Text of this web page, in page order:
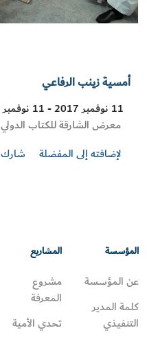
أمسية زينب الرفاعي
11 نوفمبر 2017 - 11 نوفمبر 2017
Visit
معرض الشارقة للكتاب الدولي 2017
لإضافته إلى المفضلة
شارك
المؤسسة
عن المؤسسة
كلمة المدير
التنفيذي
المشاريع
مشروع
المعرفة
تحدي الأمية